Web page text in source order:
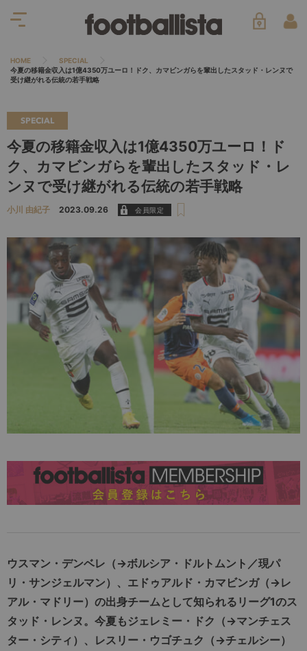
HOME
SPECIAL
今夏の移籍金収入は1億4350万ユーロ！ドク、カマビンガらを輩出したスタッド・レンヌで
受け継がれる伝統の若手戦略
SPECIAL
今夏の移籍金収入は1億4350万ユーロ！ド
ク、カマビンガらを輩出したスタッド・レ
ンヌで受け継がれる伝統の若手戦略
小川 由紀子 2023.09.26
ウスマン・デンベレ（→ボルシア・ドルトムント／現パ
リ・サンジェルマン）、エドゥアルド・カマビンガ（→レ
アル・マドリー）の出身チームとして知られるリーグ1のス
タッド・レンヌ。今夏もジェレミー・ドク（→マンチェス
ター・シティ）、レスリー・ウゴチュク（→チェルシー）